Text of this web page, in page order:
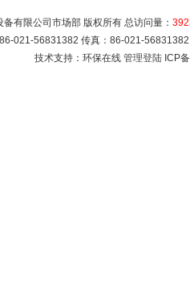
备有限公司市场部 版权所有 总访问量：
021-56831382 传真：86-021-
技术支持：环保在线 管理登陆 ICP